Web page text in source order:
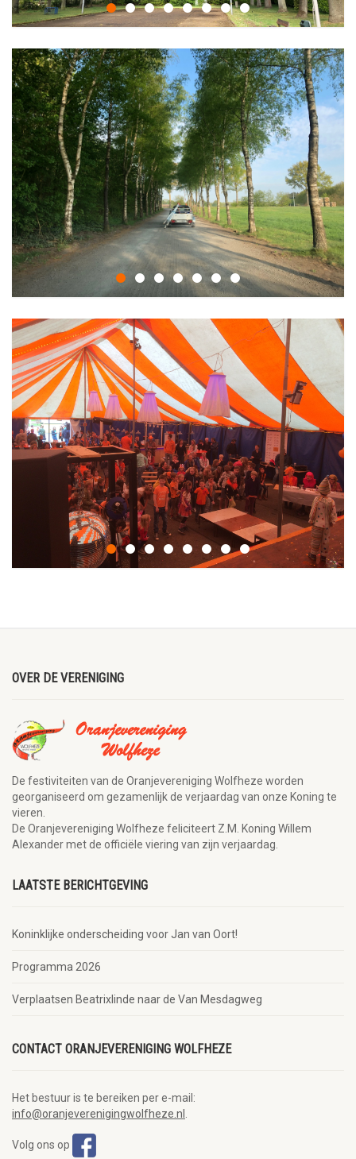
OVER DE VERENIGING
De festiviteiten van de Oranjevereniging Wolfheze worden
georganiseerd om gezamenlijk de verjaardag van onze Koning te
vieren.
De Oranjevereniging Wolfheze feliciteert Z.M. Koning Willem
Alexander met de officiële viering van zijn verjaardag.
LAATSTE BERICHTGEVING
Koninklijke onderscheiding voor Jan van Oort!
Programma 2026
Verplaatsen Beatrixlinde naar de Van Mesdagweg
CONTACT ORANJEVERENIGING WOLFHEZE
Het bestuur is te bereiken per e-mail:
info@oranjeverenigingwolfheze.nl
Volg ons op